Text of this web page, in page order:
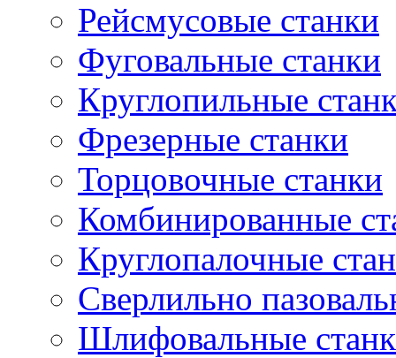
Рейсмусовые станки
Фуговальные станки
Круглопильные
Фрезерные станки
Торцовочные станки
Комбинированные
Круглопалочные
Сверлильно
Шлифовальные